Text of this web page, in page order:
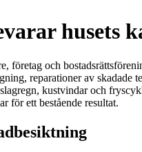
husets
företag och
reparationer av skadade
kustvindar och
för ett bestående resultat.